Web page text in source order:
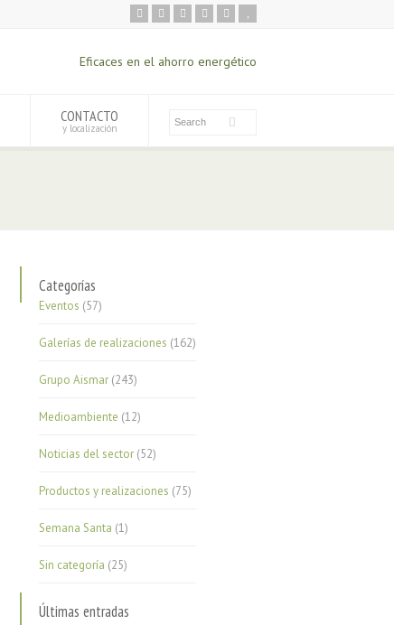
Eficaces en el ahorro energético
CONTACTO
y localización
Categorías
Eventos (57)
Galerías de realizaciones (162)
Grupo Aismar (243)
Medioambiente (12)
Noticias del sector (52)
Productos y realizaciones (75)
Semana Santa (1)
Sin categoría (25)
Últimas entradas